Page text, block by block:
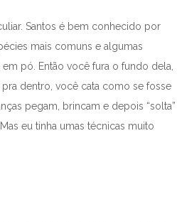
Santos é bem conhecido por
mais comuns e algumas
pó. Então você fura o fundo dela,
dentro, você cata como se fosse
pegam, brincam e depois “solta”
eu tinha umas técnicas muito